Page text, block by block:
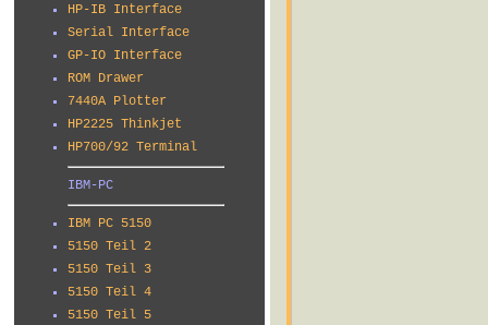
HP-IB Interface
Serial Interface
GP-IO Interface
ROM Drawer
7440A Plotter
HP2225 Thinkjet
HP700/92 Terminal
IBM-PC
IBM PC 5150
5150 Teil 2
5150 Teil 3
5150 Teil 4
5150 Teil 5